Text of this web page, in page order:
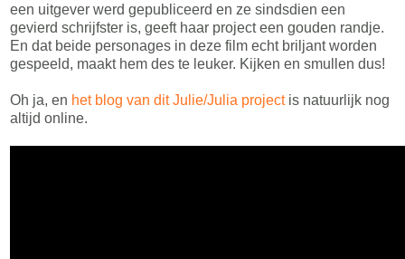
een uitgever werd gepubliceerd en ze sindsdien een
gevierd schrijfster is, geeft haar project een gouden randje.
En dat beide personages in deze film echt briljant worden
gespeeld, maakt hem des te leuker. Kijken en smullen dus!
Oh ja, en het blog van dit Julie/Julia projectis natuurlijk nog
altijd online.